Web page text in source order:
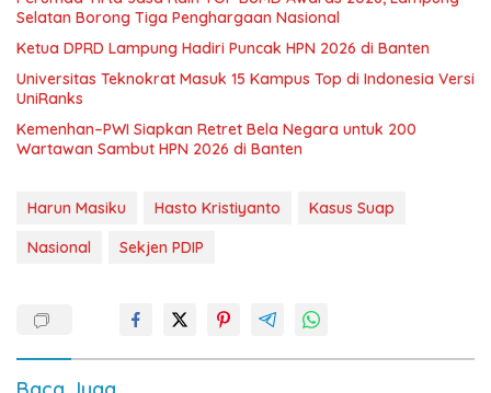
Selatan Borong Tiga Penghargaan Nasional
Ketua DPRD Lampung Hadiri Puncak HPN 2026 di Banten
Universitas Teknokrat Masuk 15 Kampus Top di Indonesia Versi
UniRanks
Kemenhan–PWI Siapkan Retret Bela Negara untuk 200
Wartawan Sambut HPN 2026 di Banten
Harun Masiku Hasto Kristiyanto
Kasus Suap
Nasional
Sekjen PDIP